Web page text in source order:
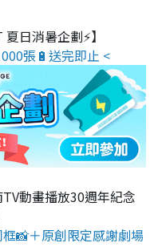
夏日消暑企劃⚡】
張🔋送完即止 <
動畫播放30週年紀念
📸＋原創限定感謝劇場